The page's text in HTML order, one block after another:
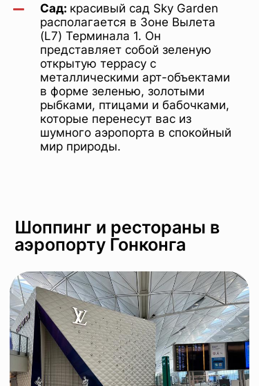
Сад: красивый сад Sky Garden
располагается в Зоне Вылета
(L7) Терминала 1. Он
представляет собой зеленую
открытую террасу с
металлическими арт-объектами
в форме зеленью, золотыми
рыбками, птицами и бабочками,
которые перенесут вас из
шумного аэропорта в спокойный
мир природы.
Шоппинг и рестораны в
аэропорту Гонконга